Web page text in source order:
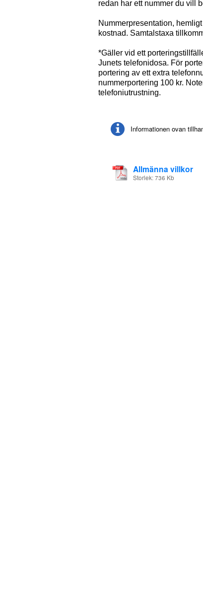
redan har ett nummer du vill
Nummerpresentation,
kostnad. Samtalstaxa
*Gäller vid ett
Junets telefonidosa. För
portering av ett extra
nummerportering 100 kr.
telefoniutrustning.
Informationen ovan
Allmänna villkor
Storlek: 736 Kb